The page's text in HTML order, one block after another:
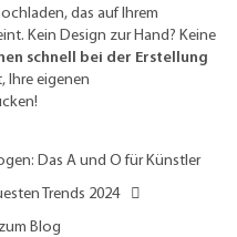
das auf Ihrem
Kein Design zur Hand? Keine
schnell bei der Erstellung
Ihre eigenen
Das A und O für Künstler
Trends 2024
Blog